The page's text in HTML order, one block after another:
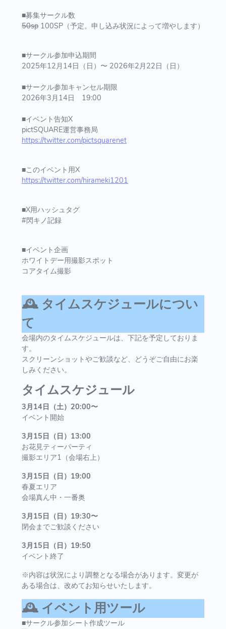
■募集サークル数
50sp 100SP（予定。申し込み状況によって増やします）
■サークル参加申込期間
2025年12月14日（日）〜 2026年2月22日（日）
■サークル参加キャンセル期限
2026年3月14日 19:00
■イベント告知X
pictSQUARE運営事務局
https://twitter.com/pictsquarenet
■このイベント用X
https://twitter.com/hirameki1201
■X用ハッシュタグ
#閃キノ記録
■イベント企画
ホワイトデー用撮影スポット
コアタイム撮影
🕰️ タイムスケジュールについ
て
会場内のタイムスケジュールは、下記を予定しておりま
す。
スクリーンショットやご歓談など、どうぞご自由にお楽
しみください。
タイムスケジュール
3月14日（土）20:00〜
イベント開始
3月15日（日）13:00
お花見ティーパーティ
撮影エリア1（会場右上）
3月15日（日）19:00
春夏エリア
会場真ん中・一番奥
3月15日（日）19:30〜
閉会までご歓談ください
3月15日（日）19:50
イベント終了
※内容は状況により調整となる場合があります。変更が
ある場合は、改めてお知らせいたします。
🕰️ イベント用ツール
■サークル参加シート作成ツール